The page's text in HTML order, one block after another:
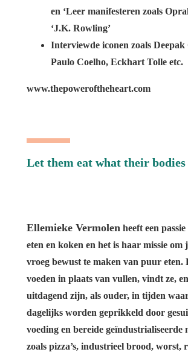
en ‘Leer manifesteren zoals
‘J.K. Rowling’
Interviewde iconen zoals
Paulo Coelho, Eckhart Tolle etc.
www.thepoweroftheheart.com
Let them eat what their bodies
Ellemieke Vermolen heeft een
eten en koken en het is haar missie om
vroeg bewust te maken van puur eten.
voeden in plaats van vullen, vindt ze,
uitdagend zijn, als ouder, in tijden
dagelijks worden geprikkeld door
voeding en bereide geïndustrialiseerde
zoals pizza’s, industrieel brood, worst,